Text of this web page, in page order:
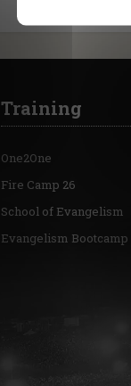
Training
One2One
Fire Camp 26
School of Evangelism
Evangelism Bootcamp